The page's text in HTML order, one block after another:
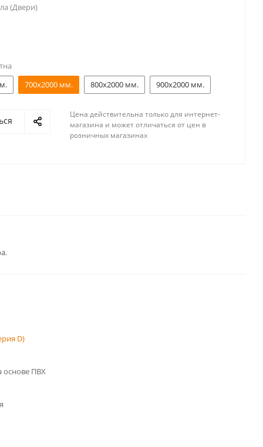
(Двери)
700x2000 мм. 800x2000 мм. 900x2000 мм.
Цена действительна только для интернет-
магазина и может отличаться от цен в
розничных магазинах
D)
основе ПВХ